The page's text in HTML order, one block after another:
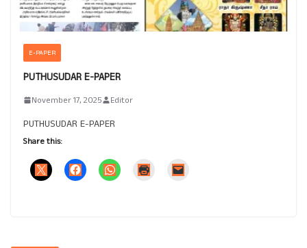
E-PAPER
PUTHUSUDAR E-PAPER
November 17, 2025 Editor
PUTHUSUDAR E-PAPER
Share this: